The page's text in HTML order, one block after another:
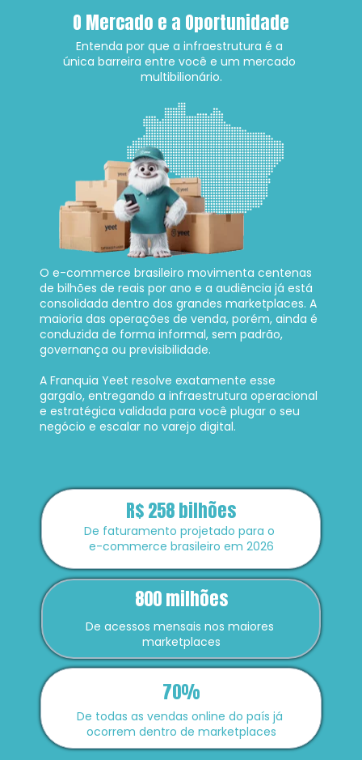
O Mercado e a Oportunidade
Entenda por que a infraestrutura é a
única barreira entre você e um mercado
multibilionário.
O e-commerce brasileiro movimenta centenas
de bilhões de reais por ano e a audiência já está
consolidada dentro dos grandes marketplaces. A
maioria das operações de venda, porém, ainda é
conduzida de forma informal, sem padrão,
governança ou previsibilidade.
A Franquia Yeet resolve exatamente esse
gargalo, entregando a infraestrutura operacional
e estratégica validada para você plugar o seu
negócio e escalar no varejo digital.
R$ 258 bilhões
800 milhões
70%
De faturamento projetado para o
e-commerce brasileiro em 2026
De todas as vendas online do país já
ocorrem dentro de marketplaces
De acessos mensais nos maiores
marketplaces